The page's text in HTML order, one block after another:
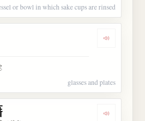
or bowl in which sake cups are rinsed
Dengarkan
glasses and plates
Dengarkan